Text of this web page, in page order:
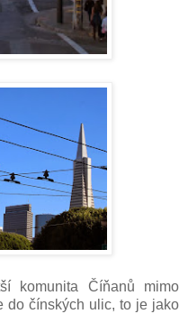
komunita Číňanů mimo
do čínských ulic, to je jako